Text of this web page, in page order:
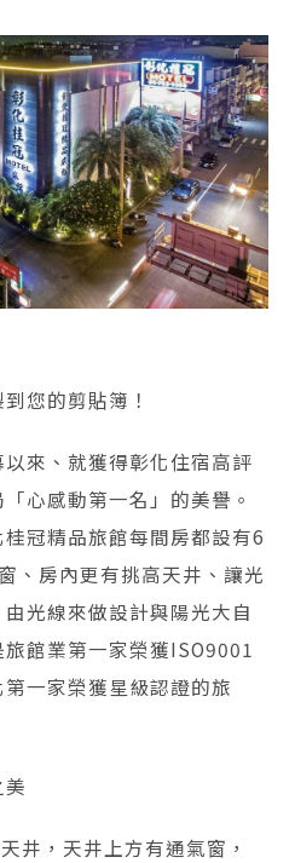
您的剪貼簿！
來、就獲得彰化住宿高評
心感動第一名」的美譽。
冠精品旅館每間房都設有6
、房內更有挑高天井、讓光
光線來做設計與陽光大自
館業第一家榮獲ISO9001
一家榮獲星級認證的旅
美
井，天井上方有通氣窗，